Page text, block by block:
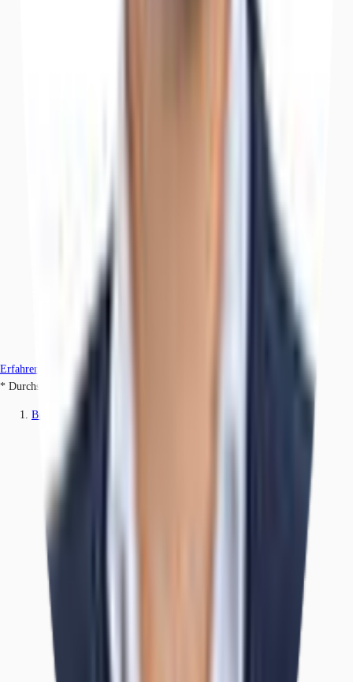
Erfahren Sie mehr
* Durchschnittspreis auf Grundlage historischer Transaktionen.
Büros